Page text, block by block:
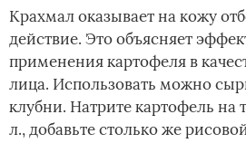
Крахмал оказывает на кожу
действие. Это объясняет
применения картофеля в
лица. Использовать можно
клубни. Натрите картофель на
л., добавьте столько же